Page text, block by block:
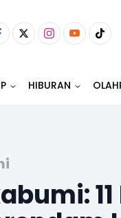
HIBURAN